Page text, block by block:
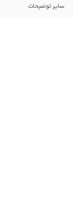
سایر توضیحات